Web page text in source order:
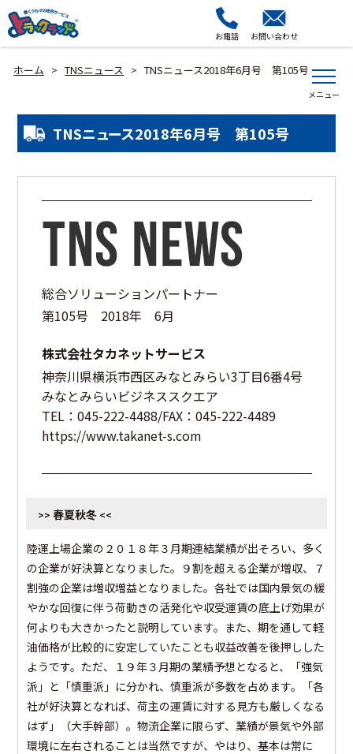
お電話 お問い合わせ
ホーム > TNSニュース > TNSニュース2018年6月号 第105号
TNSニュース2018年6月号 第105号
総合ソリューションパートナー
第105号 2018年 6月
株式会社タカネットサービス
神奈川県横浜市西区みなとみらい3丁目6番4号
みなとみらいビジネススクエア
TEL：045-222-4488/FAX：045-222-4489
https://www.takanet-s.com
>>春夏秋冬 <<
陸運上場企業の２０１８年３月期連結業績が出そろい、多く
の企業が好決算となりました。９割を超える企業が増収、７
割強の企業は増収増益となりました。各社では国内景気の緩
やかな回復に伴う荷動きの活発化や収受運賃の底上げ効果が
何よりも大きかったと説明しています。また、期を通して軽
油価格が比較的に安定していたことも収益改善を後押しした
ようです。ただ、１９年３月期の業績予想となると、「強気
派」と「慎重派」に分かれ、慎重派が多数を占めます。「各
社が好決算となれば、荷主の運賃に対する見方も厳しくなる
はず」（大手幹部）。物流企業に限らず、業績が景気や外部
環境に左右されることは当然ですが、やはり、基本は常に